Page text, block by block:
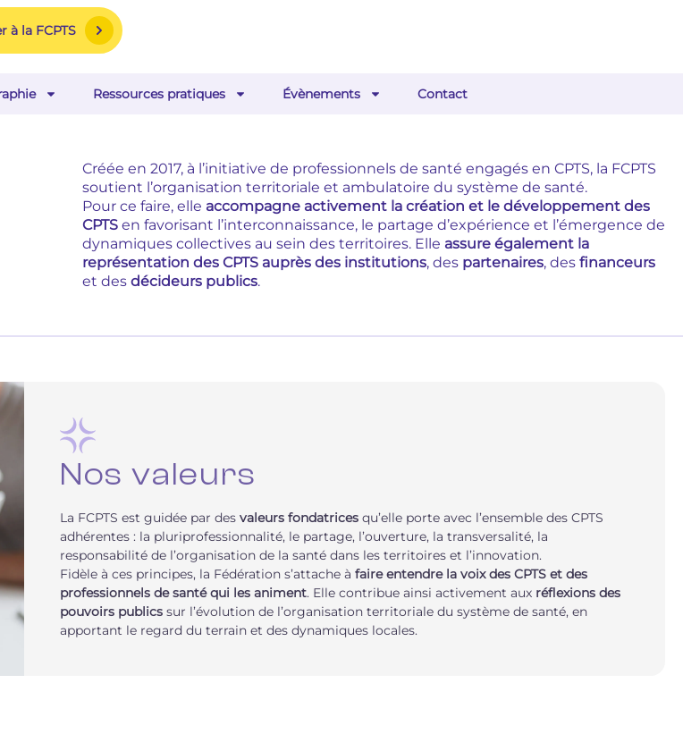
à la FCPTS
Ressources pratiques Évènements Contact
Créée en 2017, à l’initiative de professionnels de santé engagés en CPTS, la FCPTS
soutient l’organisation territoriale et ambulatoire du système de santé.
Pour ce faire, elle accompagne activement la création et le développement des
CPTS en favorisant l’interconnaissance, le partage d’expérience et l’émergence de
dynamiques collectives au sein des territoires. Elle assure également la
représentation des CPTS auprès des institutions, des partenaires, des financeurs
et des décideurs publics.
Nos valeurs
La FCPTS est guidée par des valeurs fondatricesqu’elle porte avec l’ensemble des CPTS
adhérentes : la pluriprofessionnalité, le partage, l’ouverture, la transversalité, la
responsabilité de l’organisation de la santé dans les territoireset l’innovation.
Fidèle à ces principes, la Fédération s’attache à faire entendre la voix des CPTS et des
professionnels de santé qui les animent. Elle contribue ainsi activement aux réflexions des
pouvoirs publics sur l’évolution de l’organisation territoriale du système de santé, en
apportant le regard du terrain et des dynamiques locales.